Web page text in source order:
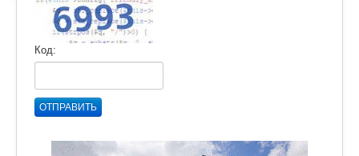
Код:
ОТПРАВИТЬ